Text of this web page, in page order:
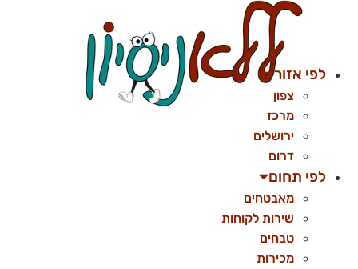
לפי אזור
צפון
מרכז
ירושלים
דרום
לפי תחום
מאבטחים
שירות לקוחות
טבחים
מכירות